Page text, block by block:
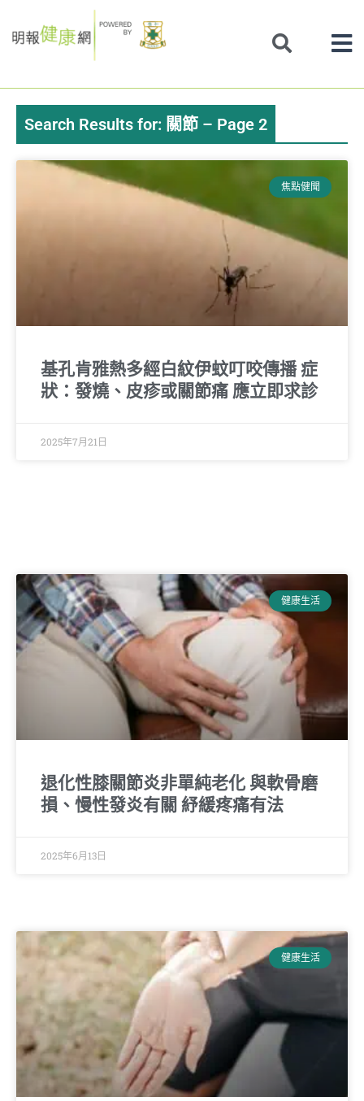
to
Search Results for: 關節 – Page 2
焦點健聞
基孔肯雅熱多經白紋伊蚊叮咬傳播 症
狀：發燒、皮疹或關節痛 應立即求診
2025年7月21日
健康生活
退化性膝關節炎非單純老化 與軟骨磨
損、慢性發炎有關 紓緩疼痛有法
2025年6月13日
健康生活
Page